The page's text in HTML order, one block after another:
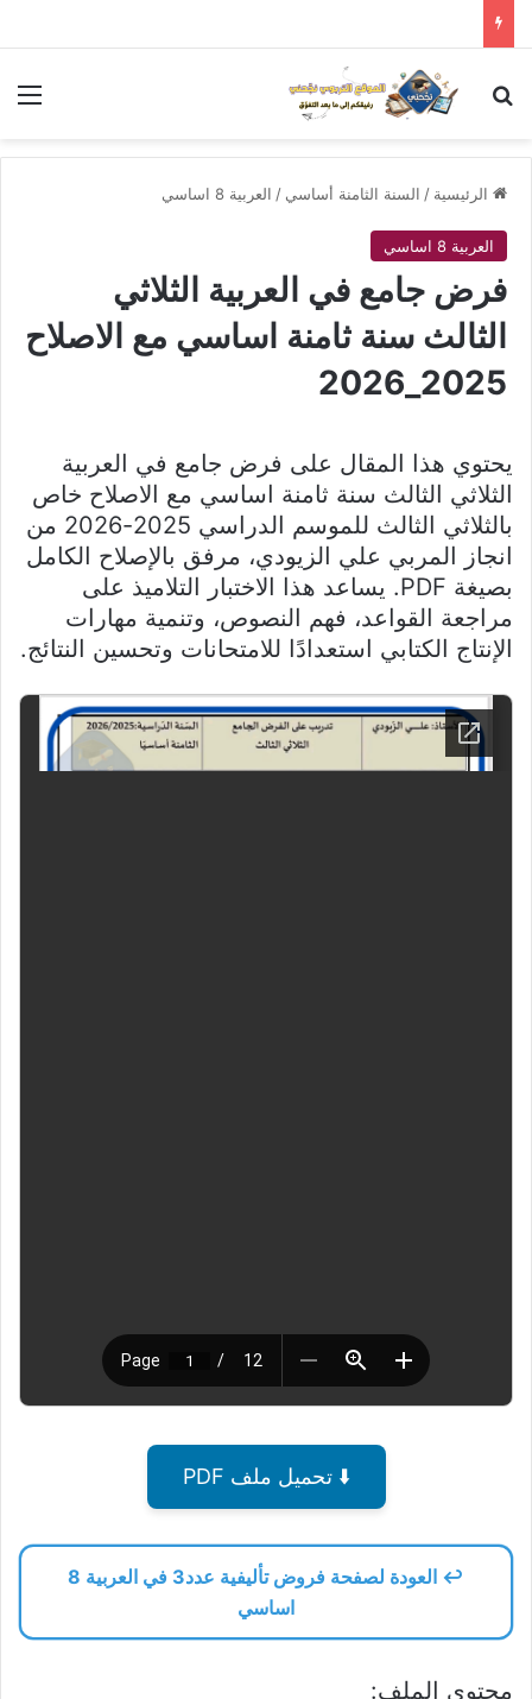
بحث عن
الرئيسية / السنة الثامنة أساسي / العربية 8 اساسي
العربية 8 اساسي
فرض جامع في العربية الثلاثي
الثالث سنة ثامنة اساسي مع الاصلاح
2025_2026
يحتوي هذا المقال على فرض جامع في العربية
الثلاثي الثالث سنة ثامنة اساسي مع الاصلاح خاص
بالثلاثي الثالث للموسم الدراسي 2025-2026 من
انجاز المربي علي الزيودي، مرفق بالإصلاح الكامل
بصيغة PDF. يساعد هذا الاختبار التلاميذ على
مراجعة القواعد، فهم النصوص، وتنمية مهارات
الإنتاج الكتابي استعدادًا للامتحانات وتحسين النتائج.
⬇️ تحميل ملف PDF
↩️ العودة لصفحة فروض تأليفية عدد3 في العربية 8
اساسي
محتوى الملف: